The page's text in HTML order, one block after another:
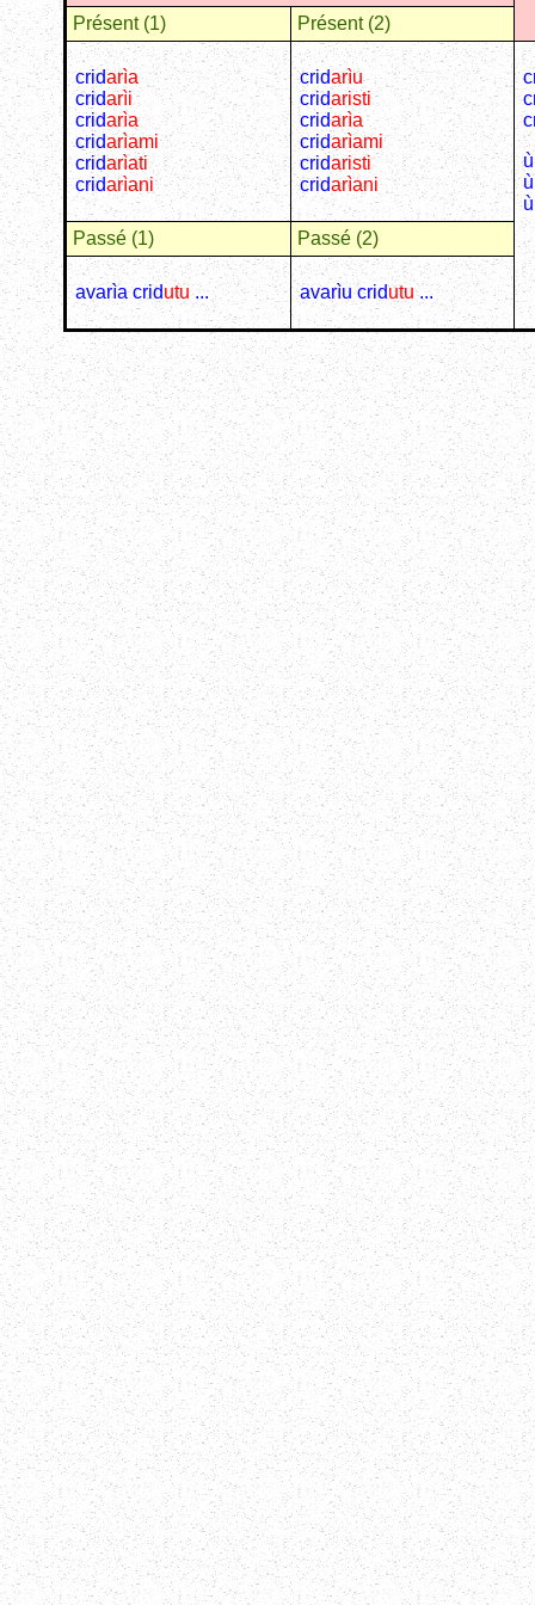
Présent (1) Présent (2)
cridarìa
cridarìi
cridarìa
cridarìami
cridarìati
cridarìani
cridarìu
cridaristi
cridarìa
cridarìami
cridaristi
cridarìani
Passé (1)
Passé (2)
avarìa cridutu ... avarìu cridutu...